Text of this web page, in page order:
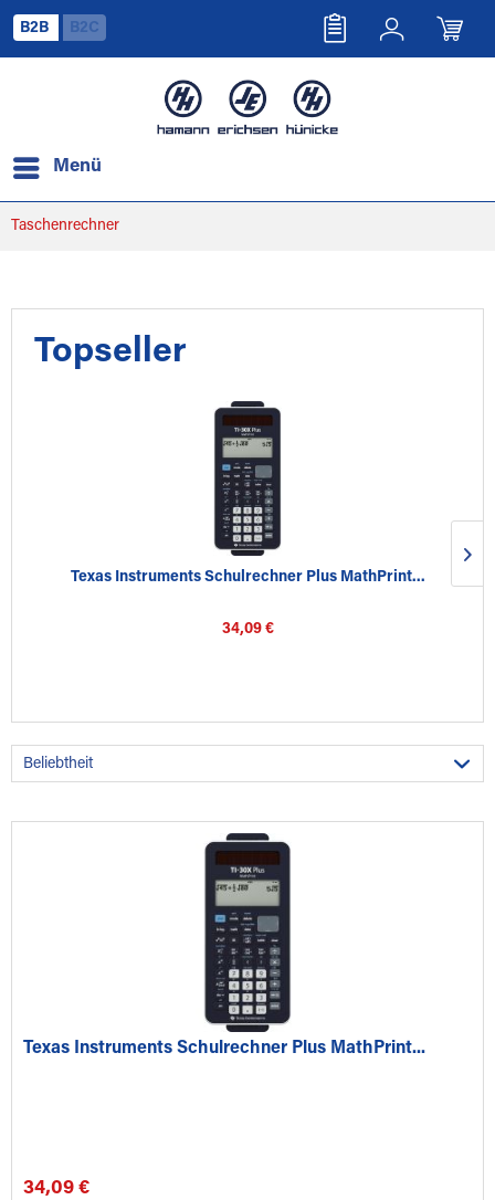
B2B B2C
Menü
Taschenrechner
Topseller
Texas Instruments Schulrechner Plus MathPrint...
34,09 €
Texas Instruments Schulrechner Plus MathPrint...
34,09 €